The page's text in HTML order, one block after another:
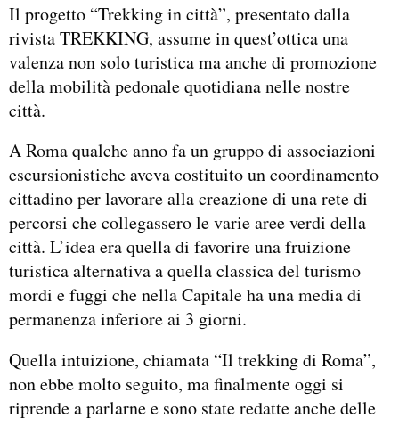
Il progetto “Trekking in città”, presentato dalla
rivista TREKKING, assume in quest’ottica una
valenza non solo turistica ma anche di promozione
della mobilità pedonale quotidiana nelle nostre
città.
A Roma qualche anno fa un gruppo di associazioni
escursionistiche aveva costituito un coordinamento
cittadino per lavorare alla creazione di una rete di
percorsi che collegassero le varie aree verdi della
città. L’idea era quella di favorire una fruizione
turistica alternativa a quella classica del turismo
mordi e fuggi che nella Capitale ha una media di
permanenza inferiore ai 3 giorni.
Quella intuizione, chiamata “Il trekking di Roma”,
non ebbe molto seguito, ma finalmente oggi si
riprende a parlarne e sono state redatte anche delle